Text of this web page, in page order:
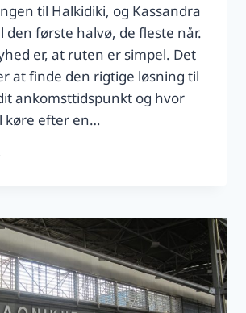
til Halkidiki, og Kassandra
den første halvø, de fleste når.
er, at ruten er simpel. Det
at finde den rigtige løsning til
ankomsttidspunkt og hvor
køre efter en…